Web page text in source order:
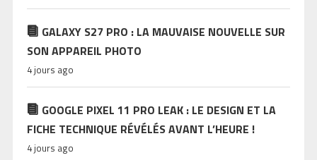
GALAXY S27 PRO : LA MAUVAISE NOUVELLE SUR
SON APPAREIL PHOTO
4 jours ago
GOOGLE PIXEL 11 PRO LEAK : LE DESIGN ET LA
FICHE TECHNIQUE RÉVÉLÉS AVANT L’HEURE !
4 jours ago